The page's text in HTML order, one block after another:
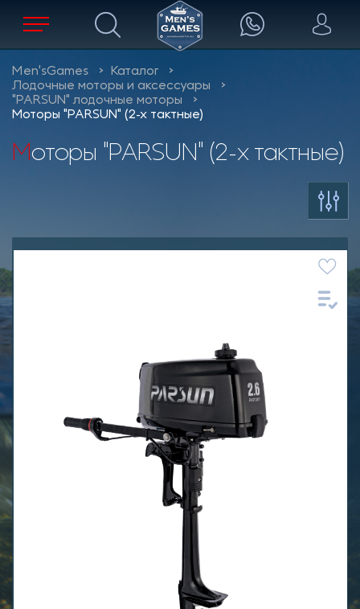
Men'sGames
Каталог
Лодочные моторы и аксессуары
"PARSUN" лодочные моторы
Моторы "PARSUN" (2-х тактные)
Моторы "PARSUN" (2-х тактные)